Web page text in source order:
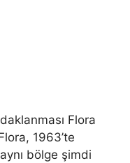
Flora
1963’te
bölge şimdi